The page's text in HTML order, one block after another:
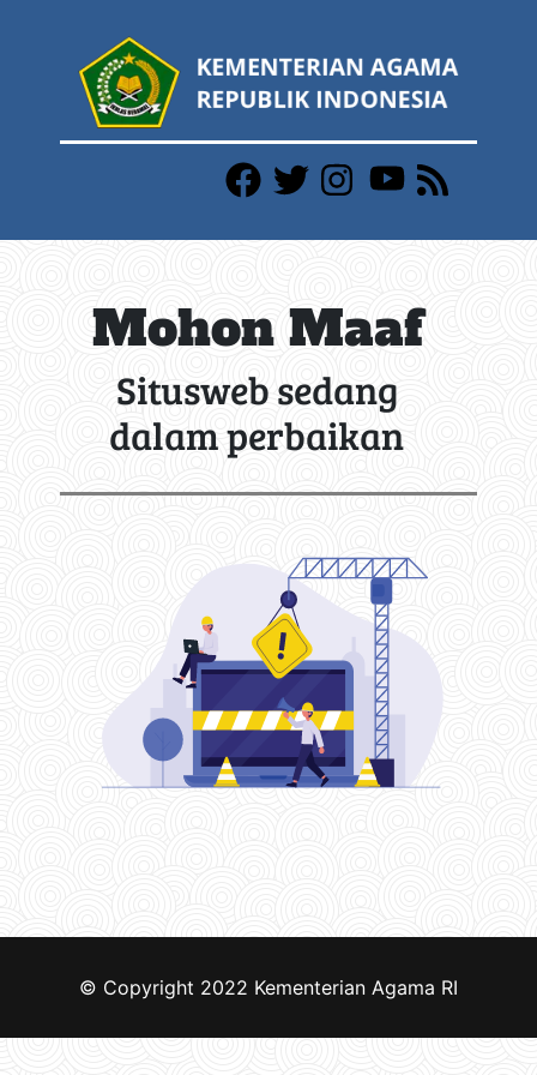
Mohon Maaf
Situsweb sedang
dalam perbaikan
© Copyright 2022 Kementerian Agama RI